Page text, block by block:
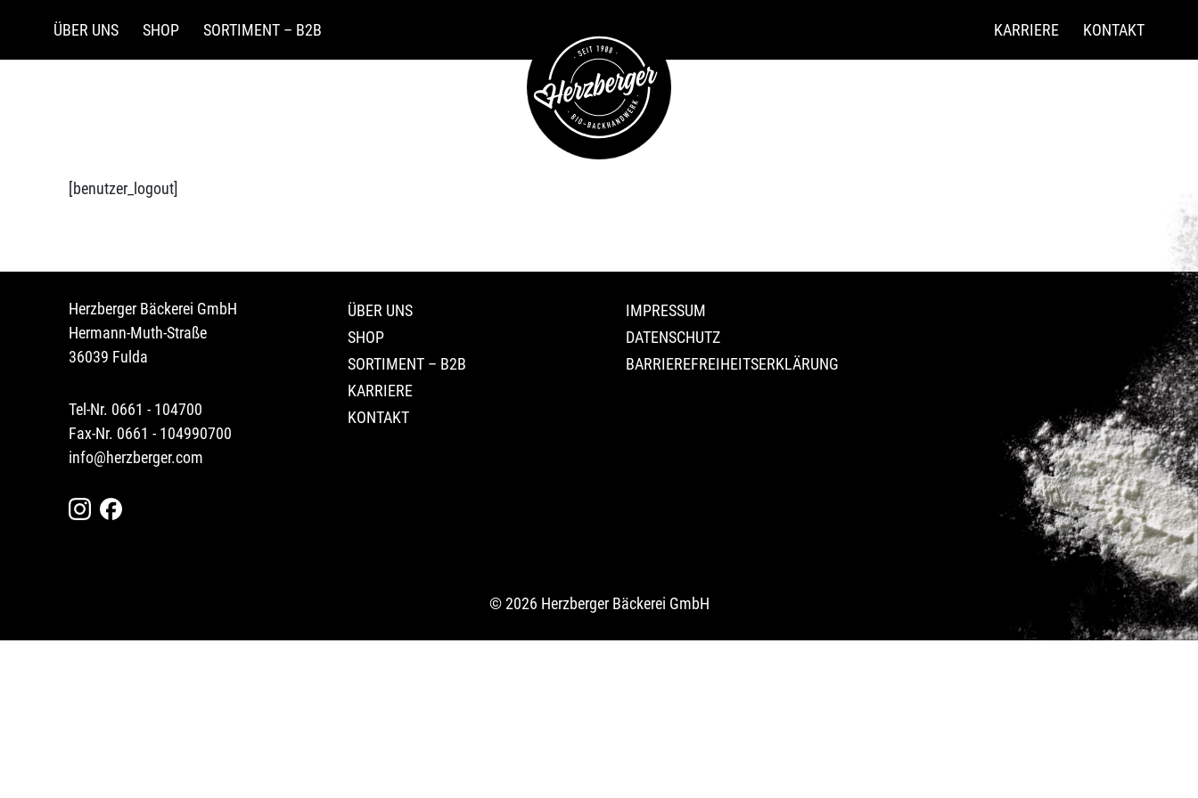
ÜBER UNS SHOP SORTIMENT – B2B KARRIERE KONTAKT
[benutzer_logout]
ÜBER UNS
SHOP
SORTIMENT – B2B
KARRIERE
KONTAKT
IMPRESSUM
DATENSCHUTZ
BARRIEREFREIHEITSERKLÄRUNG
Tel-Nr. 0661 - 104700
Fax-Nr. 0661 - 104990700
info@herzberger.com
Herzberger Bäckerei GmbH
Hermann-Muth-Straße
36039 Fulda
© 2026 Herzberger Bäckerei GmbH